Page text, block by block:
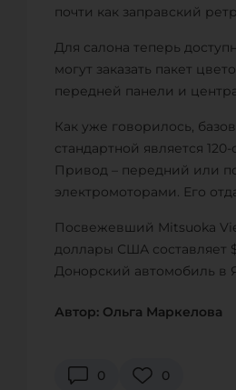
почти как заправский
Для салона теперь
могут заказать пакет
передней панели и
Как уже говорилось,
стандартной является
Привод – передний или
электромоторами. Его
Посвежевший Mitsuoka
доллары США составляет
Донорский автомобиль в
Автор: Ольга Маркелова
0 0